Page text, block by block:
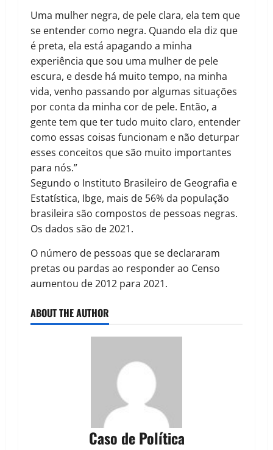
Uma mulher negra, de pele clara, ela tem que
se entender como negra. Quando ela diz que
é preta, ela está apagando a minha
experiência que sou uma mulher de pele
escura, e desde há muito tempo, na minha
vida, venho passando por algumas situações
por conta da minha cor de pele. Então, a
gente tem que ter tudo muito claro, entender
como essas coisas funcionam e não deturpar
esses conceitos que são muito importantes
para nós.”
Segundo o Instituto Brasileiro de Geografia e
Estatística, Ibge, mais de 56% da população
brasileira são compostos de pessoas negras.
Os dados são de 2021.
O número de pessoas que se declararam
pretas ou pardas ao responder ao Censo
aumentou de 2012 para 2021.
ABOUT THE AUTHOR
Caso de Política